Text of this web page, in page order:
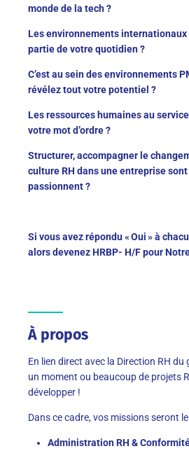
monde de la tech ?
Les environnements
partie de votre quotidien ?
C’est au sein des environnements
révélez tout votre potentiel ?
Les ressources humaines au
votre mot d’ordre ?
Structurer, accompagner le
culture RH dans une entreprise
passionnent ?
Si vous avez répondu « Oui » à
alors devenez HRBP- H/F pour
À propos
En lien direct avec la Direction RH du
un moment ou beaucoup de projets
développer !
Dans ce cadre, vos missions seront
Administration RH &